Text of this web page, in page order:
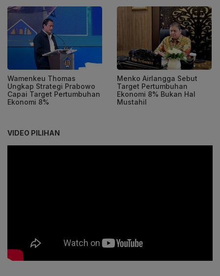
Wamenkeu Thomas
Ungkap Strategi Prabowo
Capai Target Pertumbuhan
Ekonomi 8%
Menko Airlangga Sebut
Target Pertumbuhan
Ekonomi 8% Bukan Hal
Mustahil
VIDEO PILIHAN